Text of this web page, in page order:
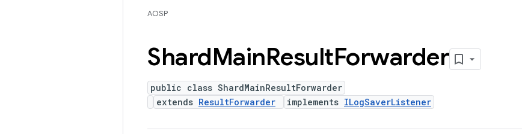
AOSP
ShardMainResultForwarder
public class ShardMainResultForwarder
extends ResultForwarder implements ILogSaverListener